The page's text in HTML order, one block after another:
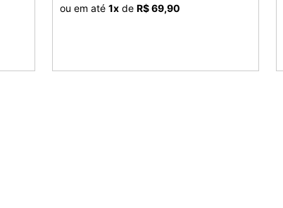
ou em até 1xde R$ 69,90